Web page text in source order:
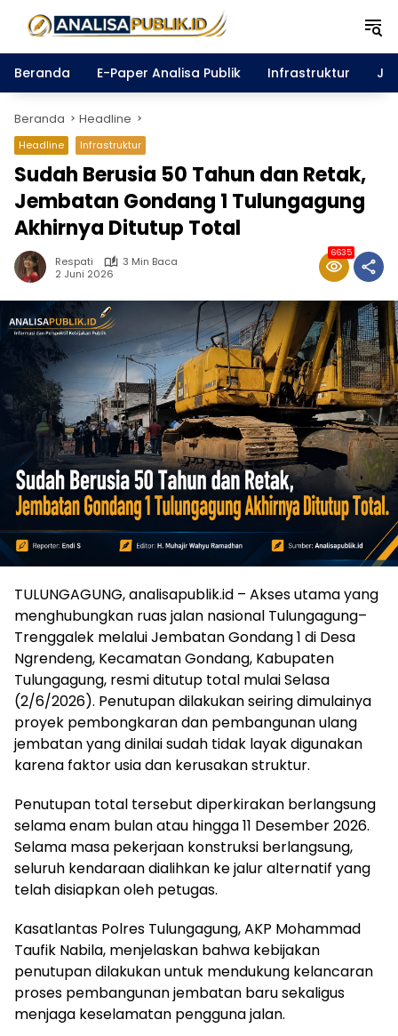
Beranda
E-Paper Analisa Publik Infrastruktur
Beranda Headline
Headline Infrastruktur
Sudah Berusia 50 Tahun dan Retak,
Jembatan Gondang 1 Tulungagung
Akhirnya Ditutup Total
Respati
3 Min Baca
2 Juni 2026
6635
TULUNGAGUNG, analisapublik.id – Akses utama yang
menghubungkan ruas jalan nasional Tulungagung–
Trenggalek melalui Jembatan Gondang 1 di Desa
Ngrendeng, Kecamatan Gondang, Kabupaten
Tulungagung, resmi ditutup total mulai Selasa
(2/6/2026). Penutupan dilakukan seiring dimulainya
proyek pembongkaran dan pembangunan ulang
jembatan yang dinilai sudah tidak layak digunakan
karena faktor usia dan kerusakan struktur.
Penutupan total tersebut diperkirakan berlangsung
selama enam bulan atau hingga 11 Desember 2026.
Selama masa pekerjaan konstruksi berlangsung,
seluruh kendaraan dialihkan ke jalur alternatif yang
telah disiapkan oleh petugas.
Kasatlantas Polres Tulungagung, AKP Mohammad
Taufik Nabila, menjelaskan bahwa kebijakan
penutupan dilakukan untuk mendukung kelancaran
proses pembangunan jembatan baru sekaligus
menjaga keselamatan pengguna jalan.